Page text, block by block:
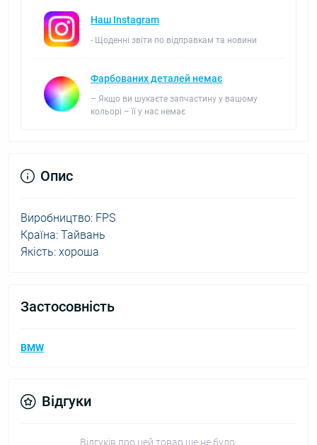
Наш Instagram
- Щоденні звіти по відправкам та новини
Фарбованих деталей немає
– Якщо ви шукаєте запчастину у вашому
кольорі – її у нас немає
Опис
Виробництво: FPS
Країна: Тайвань
Якість: хороша
Застосовність
BMW
Відгуки
Відгуків про цей товар ще не було.